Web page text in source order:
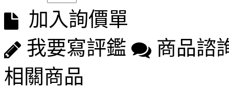
加入詢價單
我要寫評鑑
商品諮
相關商品